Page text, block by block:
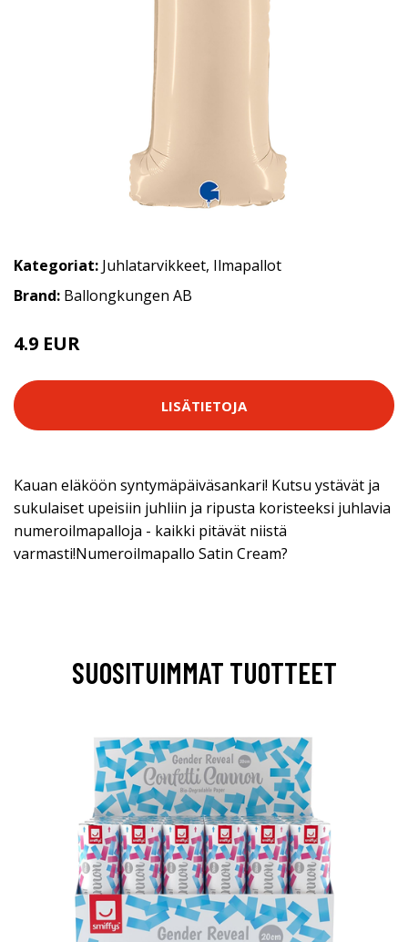
Kategoriat: Juhlatarvikkeet, Ilmapallot
Brand: Ballongkungen AB
4.9 EUR
LISÄTIETOJA
Kauan eläköön syntymäpäiväsankari! Kutsu ystävät ja
sukulaiset upeisiin juhliin ja ripusta koristeeksi juhlavia
numeroilmapalloja - kaikki pitävät niistä
varmasti!Numeroilmapallo Satin Cream?
SUOSITUIMMAT TUOTTEET